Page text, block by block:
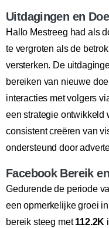
Uitdagingen en
Hallo Mestreeg had als
te vergroten als de
versterken. De
bereiken van nieuwe
interacties met volgers
een strategie ontwikkeld
consistent creëren van
ondersteund door
Facebook Bereik
Gedurende de periode
een opmerkelijke groei
bereik steeg met112.2K